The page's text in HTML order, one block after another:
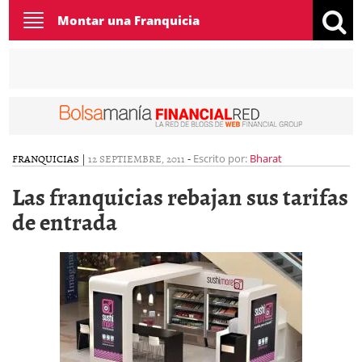
Toggle
navigation
Montar una Franquicia
FRANQUICIAS | 12 SEPTIEMBRE, 2011 - Escrito por: Bharat
Las franquicias rebajan sus tarifas
de entrada